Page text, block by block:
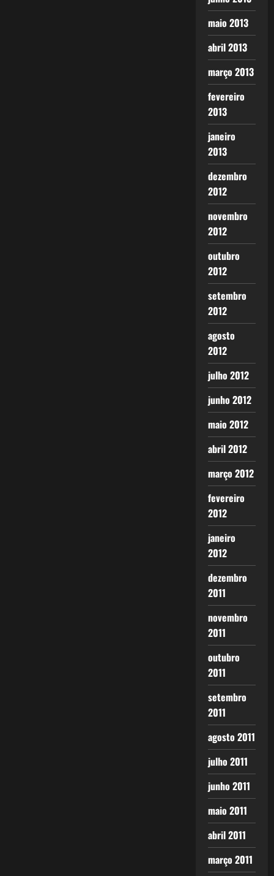
maio 2013
abril 2013
março 2013
fevereiro
2013
janeiro
2013
dezembro
2012
novembro
2012
outubro
2012
setembro
2012
agosto
2012
julho 2012
junho 2012
maio 2012
abril 2012
março 2012
fevereiro
2012
janeiro
2012
dezembro
2011
novembro
2011
outubro
2011
setembro
2011
agosto 2011
julho 2011
junho 2011
maio 2011
abril 2011
março 2011